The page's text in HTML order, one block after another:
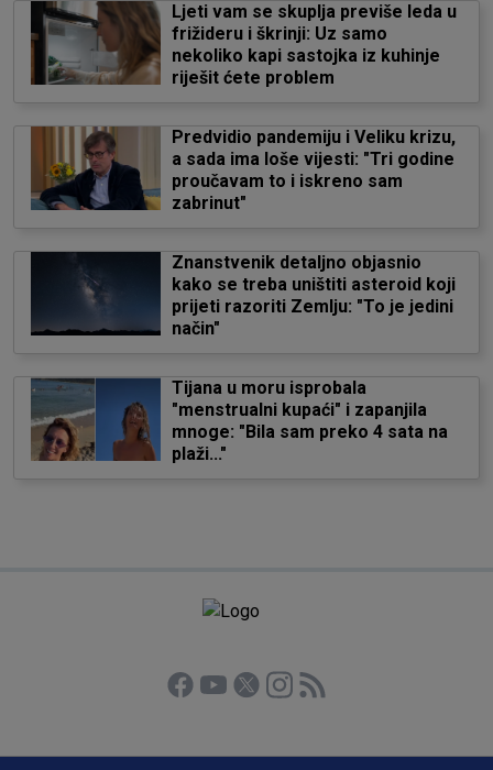
Ljeti vam se skuplja previše leda u
frižideru i škrinji: Uz samo
nekoliko kapi sastojka iz kuhinje
riješit ćete problem
Predvidio pandemiju i Veliku krizu,
a sada ima loše vijesti: "Tri godine
proučavam to i iskreno sam
zabrinut"
Znanstvenik detaljno objasnio
kako se treba uništiti asteroid koji
prijeti razoriti Zemlju: "To je jedini
način"
Tijana u moru isprobala
"menstrualni kupaći" i zapanjila
mnoge: "Bila sam preko 4 sata na
plaži..."